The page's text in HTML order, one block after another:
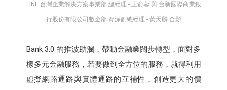
LINE 台灣企業解決方案事業部 總經理 - 王俞蓉 與 台新國際商業銀
行股份有限公司數金部 資深副總經理 - 黃天麟 合影
Bank 3.0 的推波助瀾，帶動金融業闊步轉型，面對多
樣多元金融服務，若要做到全方位的服務，就得利用
虛擬網路通路與實體通路的互補性，創造更大的價